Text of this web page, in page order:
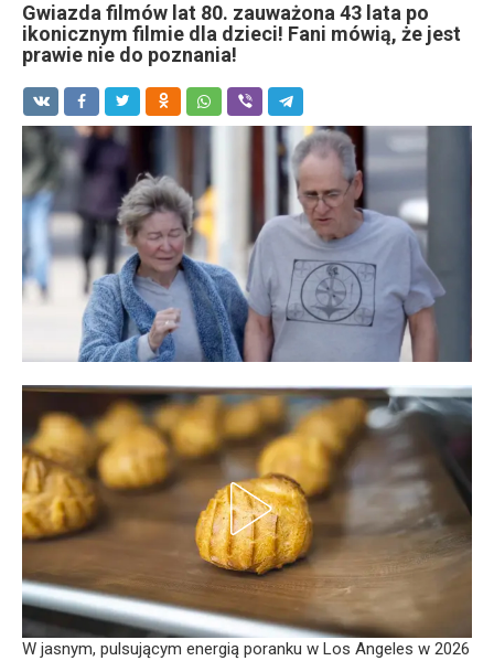
Gwiazda filmów lat 80. zauważona 43 lata po
ikonicznym filmie dla dzieci! Fani mówią, że jest
prawie nie do poznania!
W jasnym, pulsującym energią poranku w Los Angeles w 2026